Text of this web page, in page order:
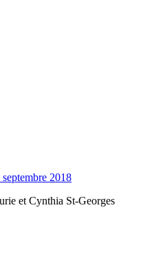
septembre 2018
et Cynthia St-Georges